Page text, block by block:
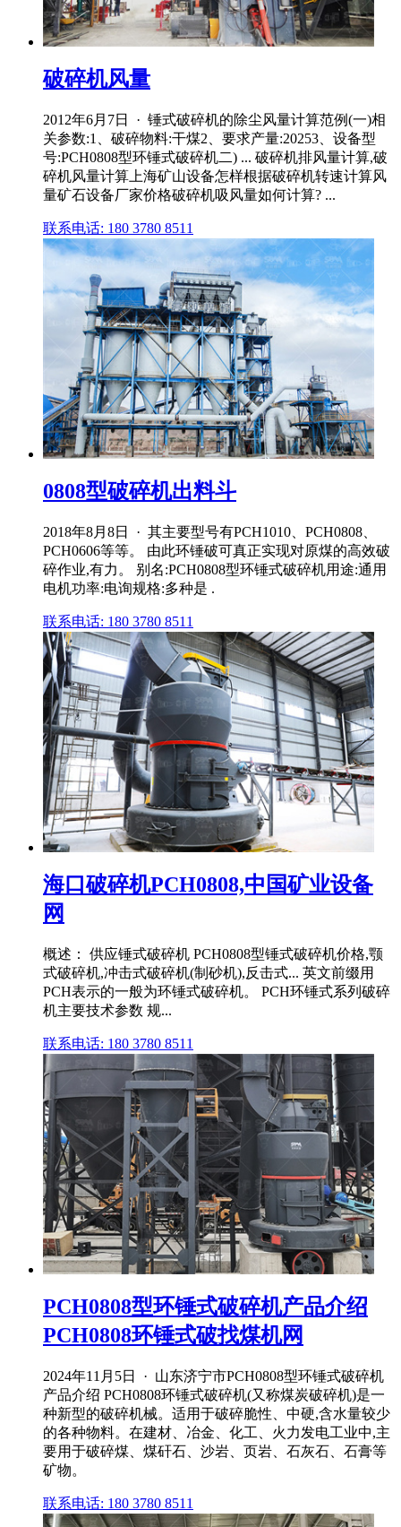
破碎机风量
2012年6月7日 · 锤式破碎机的除尘风量计算范例(一)相
关参数:1、破碎物料:干煤2、要求产量:20253、设备型
号:PCH0808型环锤式破碎机二) ... 破碎机排风量计算,破
碎机风量计算上海矿山设备怎样根据破碎机转速计算风
量矿石设备厂家价格破碎机吸风量如何计算? ...
联系电话: 180 3780 8511
0808型破碎机出料斗
2018年8月8日 · 其主要型号有PCH1010、PCH0808、
PCH0606等等。 由此环锤破可真正实现对原煤的高效破
碎作业,有力。 别名:PCH0808型环锤式破碎机用途:通用
电机功率:电询规格:多种是 .
联系电话: 180 3780 8511
海口破碎机PCH0808,中国矿业设备
网
概述： 供应锤式破碎机 PCH0808型锤式破碎机价格,颚
式破碎机,冲击式破碎机(制砂机),反击式... 英文前缀用
PCH表示的一般为环锤式破碎机。 PCH环锤式系列破碎
机主要技术参数 规...
联系电话: 180 3780 8511
PCH0808型环锤式破碎机产品介绍
PCH0808环锤式破找煤机网
2024年11月5日 · 山东济宁市PCH0808型环锤式破碎机
产品介绍 PCH0808环锤式破碎机(又称煤炭破碎机)是一
种新型的破碎机械。适用于破碎脆性、中硬,含水量较少
的各种物料。在建材、冶金、化工、火力发电工业中,主
要用于破碎煤、煤矸石、沙岩、页岩、石灰石、石膏等
矿物。
联系电话: 180 3780 8511